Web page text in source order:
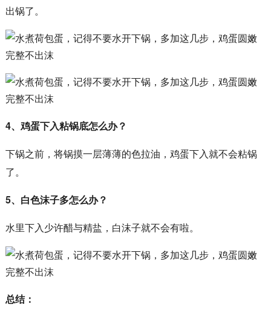
出锅了。
4、鸡蛋下入粘锅底怎么办？
下锅之前，将锅摸一层薄薄的色拉油，鸡蛋下入就不会粘锅
了。
5、白色沫子多怎么办？
水里下入少许醋与精盐，白沫子就不会有啦。
总结：